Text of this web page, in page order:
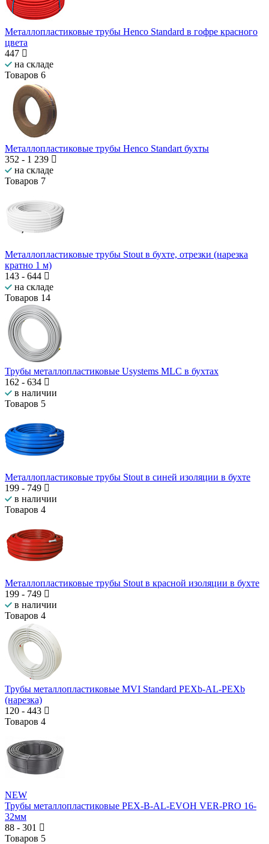
Металлопластиковые трубы Henco Standard в гофре красного
цвета
447
на складе
Товаров 6
Металлопластиковые трубы Henco Standart бухты
352 - 1 239
на складе
Товаров 7
Металлопластиковые трубы Stout в бухте, отрезки (нарезка
кратно 1 м)
143 - 644
на складе
Товаров 14
Трубы металлопластиковые Usystems MLC в бухтах
162 - 634
в наличии
Товаров 5
Металлопластиковые трубы Stout в синей изоляции в бухте
199 - 749
в наличии
Товаров 4
Металлопластиковые трубы Stout в красной изоляции в бухте
199 - 749
в наличии
Товаров 4
Трубы металлопластиковые MVI Standard PEXb-AL-PEXb
(нарезка)
120 - 443
Товаров 4
NEW
Трубы металлопластиковые PEX-B-AL-EVOH VER-PRO 16-
32мм
88 - 301
Товаров 5